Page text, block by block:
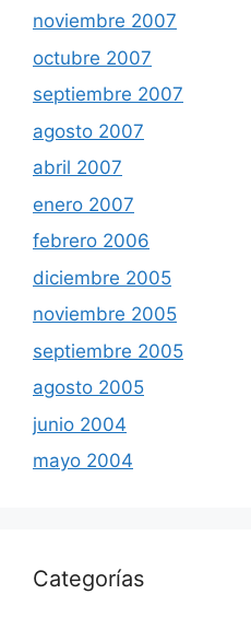
noviembre 2007
octubre 2007
septiembre 2007
agosto 2007
abril 2007
enero 2007
febrero 2006
diciembre 2005
noviembre 2005
septiembre 2005
agosto 2005
junio 2004
mayo 2004
Categorías